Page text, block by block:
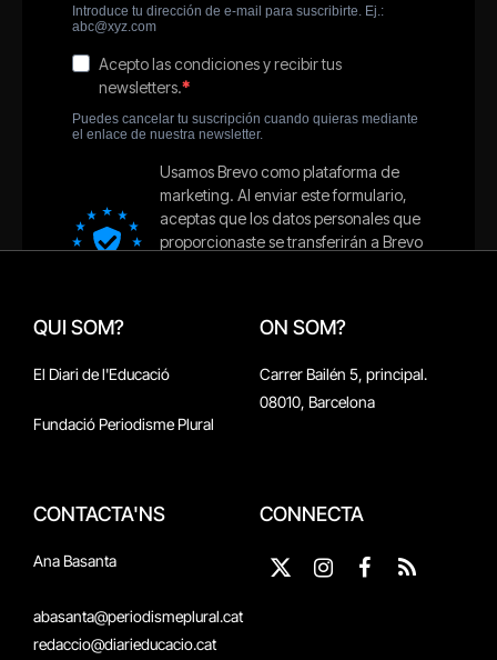
QUI SOM?
El Diari de l'Educació
Fundació Periodisme Plural
ON SOM?
Carrer Bailén 5, principal.
08010, Barcelona
CONTACTA'NS
Ana Basanta
abasanta@periodismeplural.cat
redaccio@diarieducacio.cat
CONNECTA
X
InstagramFacebook
RSS